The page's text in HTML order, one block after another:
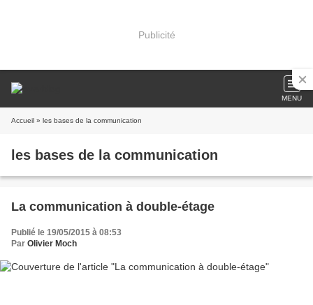
Publicité
MENU
Accueil » les bases de la communication
les bases de la communication
La communication à double-étage
Publié le 19/05/2015 à 08:53
Par Olivier Moch